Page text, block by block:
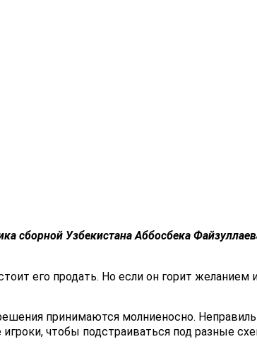
сборной Узбекистана Аббосбека
его продать. Но если он горит желанием
принимаются молниеносно.
чтобы подстраиваться под разные